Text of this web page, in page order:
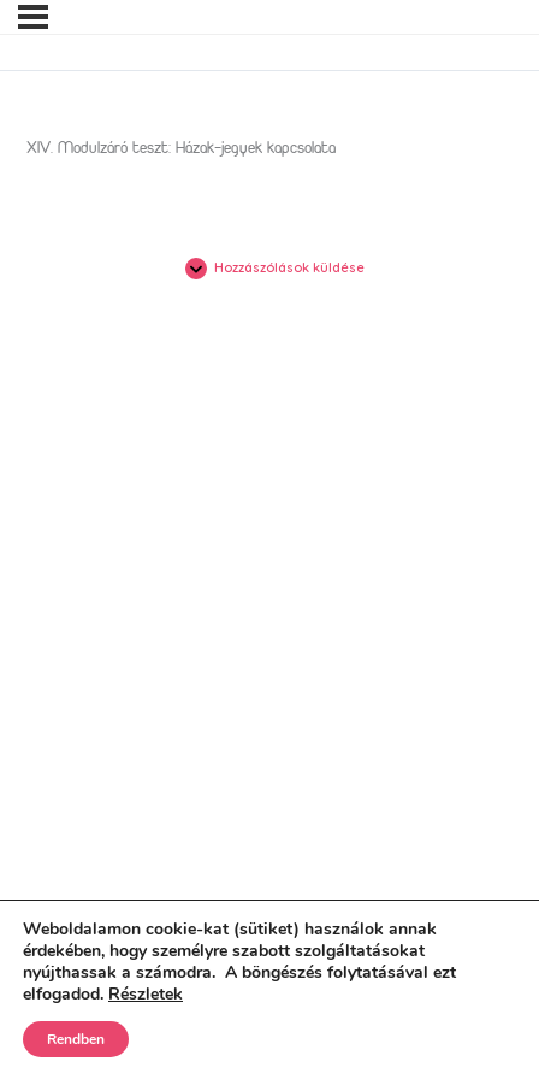
XIV. Modulzáró teszt: Házak-jegyek kapcsolata
Hozzászólások küldése
Weboldalamon cookie-kat (sütiket) használok annak
érdekében, hogy személyre szabott szolgáltatásokat
nyújthassak a számodra. A böngészés folytatásával ezt
elfogadod. Részletek
Rendben